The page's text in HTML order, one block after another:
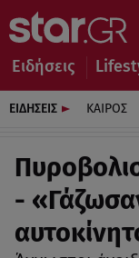
Ειδήσεις
ΕΙΔΗΣΕΙΣ ΚΑΙΡΟΣ
-